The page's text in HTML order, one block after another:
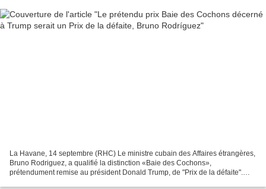
La Havane, 14 septembre (RHC) Le ministre cubain des Affaires étrangères,
Bruno Rodriguez, a qualifié la distinction «Baie des Cochons»,
prétendument remise au président Donald Trump, de "Prix de la défaite".